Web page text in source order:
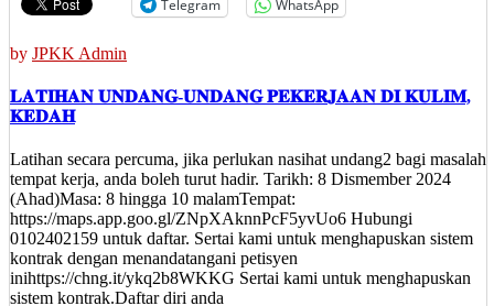
Telegram WhatsApp
by JPKK Admin
𝐋𝐀𝐓𝐈𝐇𝐀𝐍 𝐔𝐍𝐃𝐀𝐍𝐆-𝐔𝐍𝐃𝐀𝐍𝐆 𝐏𝐄𝐊𝐄𝐑𝐉𝐀𝐀𝐍 𝐃𝐈 𝐊𝐔𝐋𝐈𝐌,
𝐊𝐄𝐃𝐀𝐇
Latihan secara percuma, jika perlukan nasihat undang2 bagi masalah
tempat kerja, anda boleh turut hadir. Tarikh: 8 Dismember 2024
(Ahad)Masa: 8 hingga 10 malamTempat:
https://maps.app.goo.gl/ZNpXAknnPcF5yvUo6 Hubungi
0102402159 untuk daftar. Sertai kami untuk menghapuskan sistem
kontrak dengan menandatangani petisyen
inihttps://chng.it/ykq2b8WKKG Sertai kami untuk menghapuskan
sistem kontrak.Daftar diri anda